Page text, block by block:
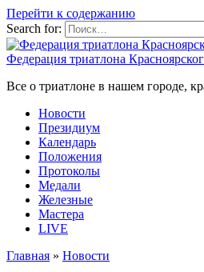
Перейти к содержанию
Search for:
Федерация триатлона
Все о триатлоне в нашем городе,
Новости
Президиум
Календарь
Положения
Протоколы
Медали
Железные
Мастера
LIVE
Главная » Новости